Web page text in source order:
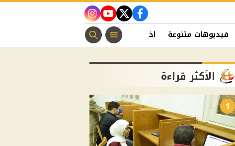
facebook
twitter
youtube
instagram
فيديوهات متنوعة اخبار الفن منوعات مسيحية
الأكثر قراءة
1